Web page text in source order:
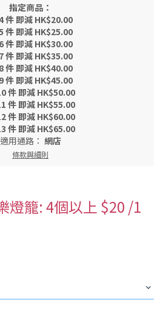
指定商品：
件 即減 HK$20.00
件 即減 HK$25.00
件 即減 HK$30.00
件 即減 HK$35.00
件 即減 HK$40.00
件 即減 HK$45.00
件 即減 HK$50.00
件 即減 HK$55.00
件 即減 HK$60.00
件 即減 HK$65.00
適用通路： 網店
條款與細則
燈籠: 4個以上 $20 /1